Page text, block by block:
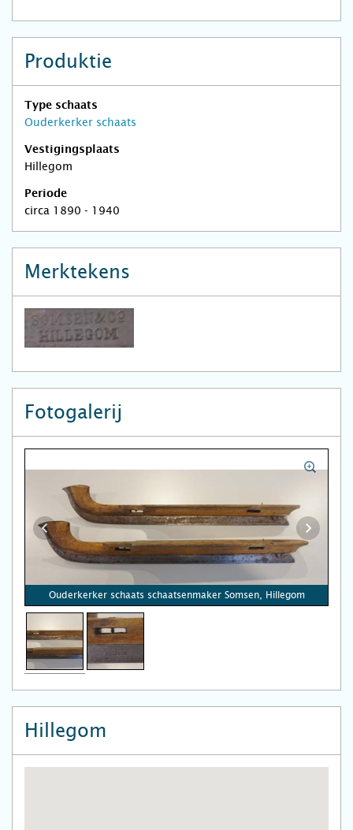
Produktie
Type schaats
Ouderkerker schaats
Vestigingsplaats
Hillegom
Periode
circa 1890 - 1940
Merktekens
Fotogalerij
Ouderkerker schaats schaatsenmaker Somsen, Hillegom
Hillegom